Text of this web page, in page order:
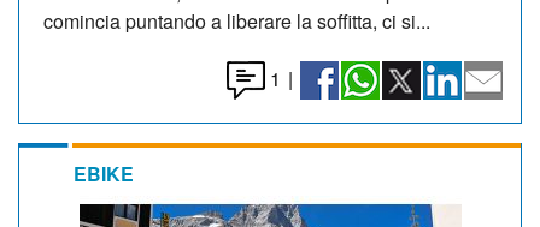
comincia puntando a liberare la soffitta, ci si...
1 |
EBIKE